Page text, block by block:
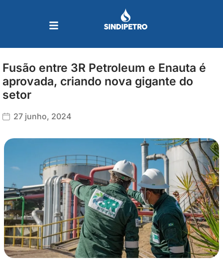
Fusão entre 3R Petroleum e Enauta é
aprovada, criando nova gigante do
setor
27 junho, 2024